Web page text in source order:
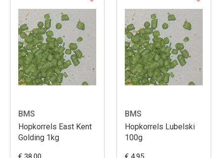
BMS
Hopkorrels East Kent
Golding 1kg
BMS
Hopkorrels Lubelski
100g